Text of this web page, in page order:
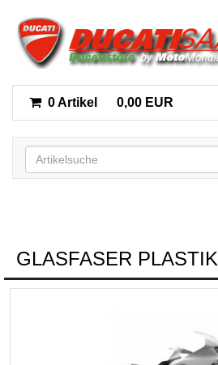
0 Artikel 0,00 EUR
GLASFASER PLASTIK